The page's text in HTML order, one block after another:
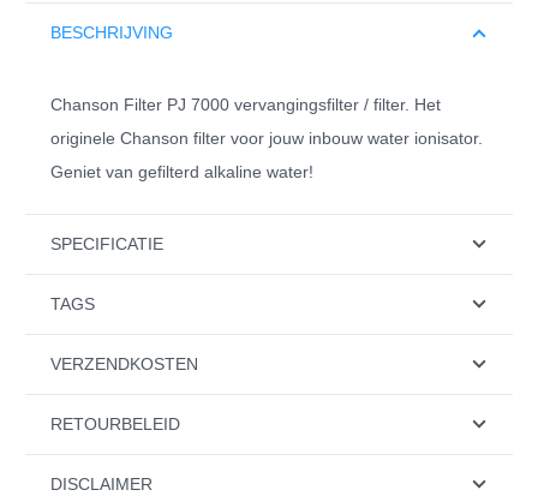
BESCHRIJVING
Chanson Filter PJ 7000 vervangingsfilter / filter. Het
originele Chanson filter voor jouw inbouw water ionisator.
Geniet van gefilterd alkaline water!
SPECIFICATIE
TAGS
VERZENDKOSTEN
RETOURBELEID
DISCLAIMER